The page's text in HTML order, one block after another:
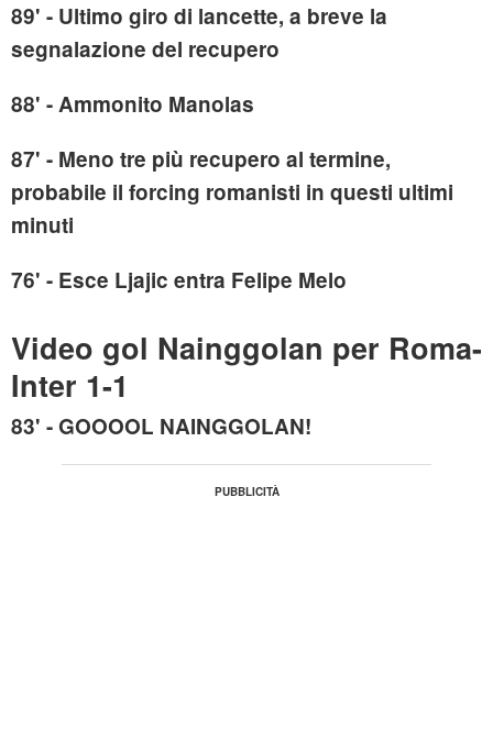
89' - Ultimo giro di lancette, a breve la
segnalazione del recupero
88' - Ammonito Manolas
87' - Meno tre più recupero al termine,
probabile il forcing romanisti in questi ultimi
minuti
76' - Esce Ljajic entra Felipe Melo
Video gol Nainggolan per Roma-
Inter 1-1
83' - GOOOOL NAINGGOLAN!